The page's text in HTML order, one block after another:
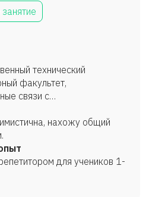
технический
факультет,
связи с
год.
нахожу общий
для учеников 1-